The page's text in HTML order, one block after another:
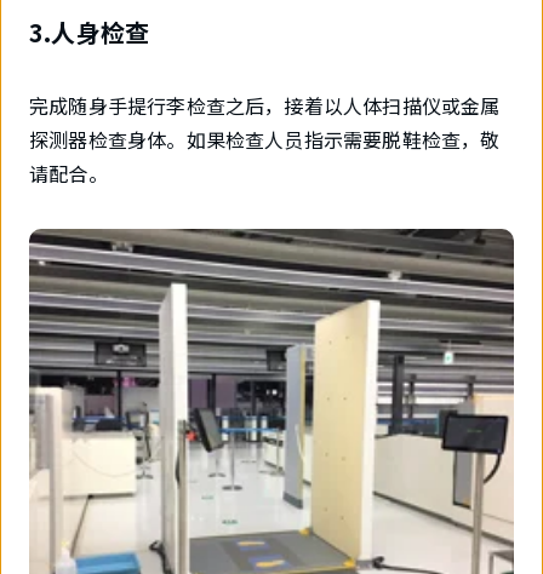
3.人身检查
完成随身手提行李检查之后，接着以人体扫描仪或金属
探测器检查身体。如果检查人员指示需要脱鞋检查，敬
请配合。